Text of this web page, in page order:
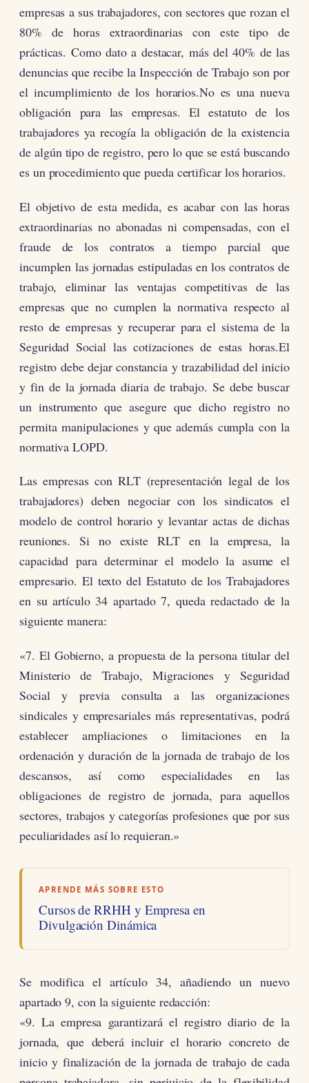
empresas a sus trabajadores, con sectores que rozan el
80% de horas extraordinarias con este tipo de
prácticas. Como dato a destacar, más del 40% de las
denuncias que recibe la Inspección de Trabajo son por
el incumplimiento de los horarios.No es una nueva
obligación para las empresas. El estatuto de los
trabajadores ya recogía la obligación de la existencia
de algún tipo de registro, pero lo que se está buscando
es un procedimiento que pueda certificar los horarios.
El objetivo de esta medida, es acabar con las horas
extraordinarias no abonadas ni compensadas, con el
fraude de los contratos a tiempo parcial que
incumplen las jornadas estipuladas en los contratos de
trabajo, eliminar las ventajas competitivas de las
empresas que no cumplen la normativa respecto al
resto de empresas y recuperar para el sistema de la
Seguridad Social las cotizaciones de estas horas.El
registro debe dejar constancia y trazabilidad del inicio
y fin de la jornada diaria de trabajo. Se debe buscar
un instrumento que asegure que dicho registro no
permita manipulaciones y que además cumpla con la
normativa LOPD.
Las empresas con RLT (representación legal de los
trabajadores) deben negociar con los sindicatos el
modelo de control horario y levantar actas de dichas
reuniones. Si no existe RLT en la empresa, la
capacidad para determinar el modelo la asume el
empresario. El texto del Estatuto de los Trabajadores
en su artículo 34 apartado 7, queda redactado de la
siguiente manera:
«7. El Gobierno, a propuesta de la persona titular del
Ministerio de Trabajo, Migraciones y Seguridad
Social y previa consulta a las organizaciones
sindicales y empresariales más representativas, podrá
establecer ampliaciones o limitaciones en la
ordenación y duración de la jornada de trabajo de los
descansos, así como especialidades en las
obligaciones de registro de jornada, para aquellos
sectores, trabajos y categorías profesiones que por sus
peculiaridades así lo requieran.»
APRENDE MÁS SOBRE ESTO
Cursos de RRHH y Empresa en
Divulgación Dinámica
Se modifica el artículo 34, añadiendo un nuevo
apartado 9, con la siguiente redacción:
«9. La empresa garantizará el registro diario de la
jornada, que deberá incluir el horario concreto de
inicio y finalización de la jornada de trabajo de cada